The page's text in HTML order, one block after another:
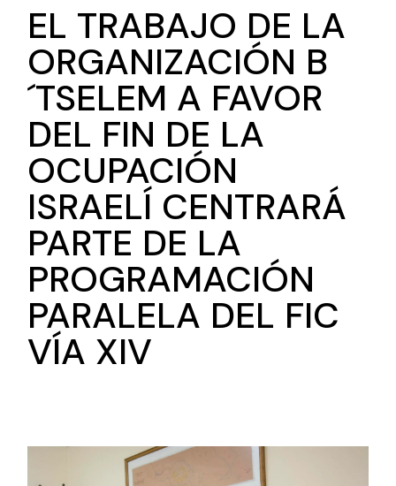
EL TRABAJO DE LA
ORGANIZACIÓN B
´TSELEM A FAVOR
DEL FIN DE LA
OCUPACIÓN
ISRAELÍ CENTRARÁ
PARTE DE LA
PROGRAMACIÓN
PARALELA DEL FIC
VÍA XIV